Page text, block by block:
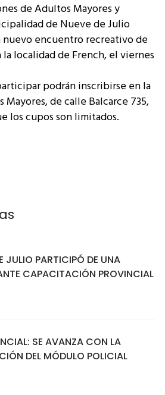
de Adultos Mayores y
de Nueve de Julio
nuevo encuentro recreativo de
localidad de French, el viernes
podrán inscribirse en la
de calle Balcarce 735,
los cupos son limitados.
JULIO PARTICIPÓ DE UNA
CAPACITACIÓN PROVINCIAL
SE AVANZA CON LA
DEL MÓDULO POLICIAL